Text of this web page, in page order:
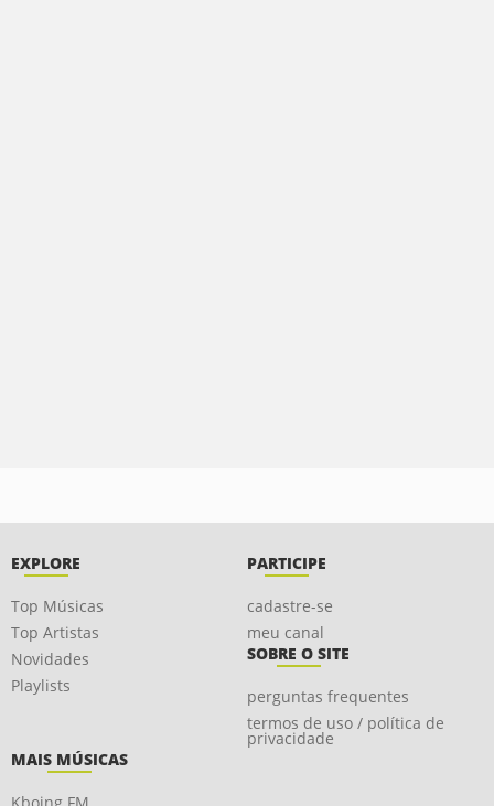
EXPLORE
Top Músicas
Top Artistas
Novidades
Playlists
PARTICIPE
cadastre-se
meu canal
SOBRE O SITE
perguntas frequentes
termos de uso / política de
privacidade
MAIS MÚSICAS